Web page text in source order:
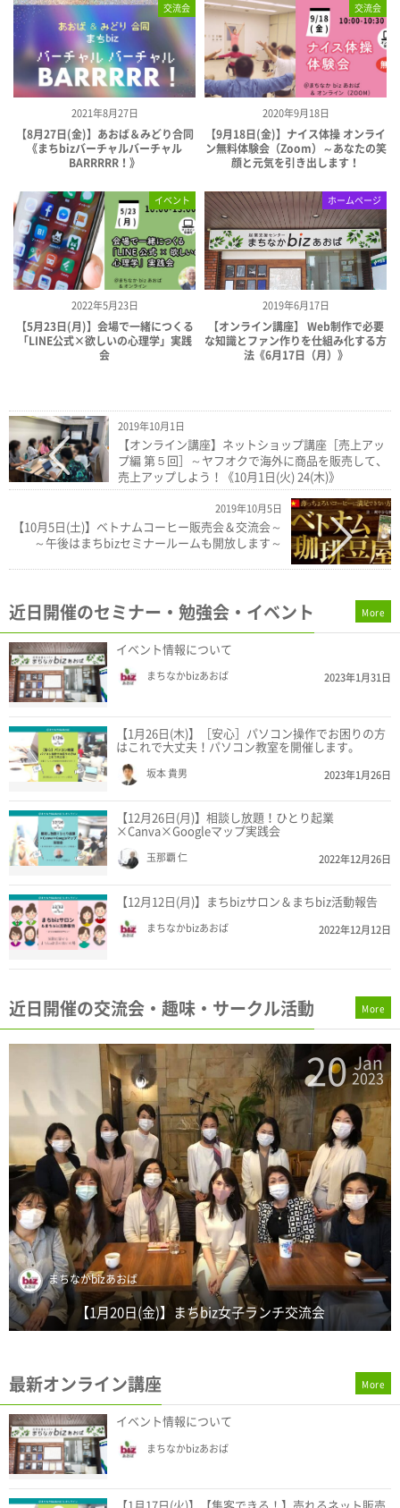
2021年8月27日
交流会
【8月27日(金)】あおば＆みどり合同
《まちbizバーチャルバーチャル
BARRRRR！》
2020年9月18日
交流会
【9月18日(金)】ナイス体操 オンライ
ン無料体験会（Zoom）～あなたの笑
顔と元気を引き出します！
2022年5月23日
イベント
【5月23日(月)】会場で一緒につくる
「LINE公式×欲しいの心理学」実践
会
2019年6月17日
ホームページ
【オンライン講座】 Web制作で必要
な知識とファン作りを仕組み化する方
法《6月17日（月）》
2019年10月1日
【オンライン講座】ネットショップ講座［売上アッ
プ編 第５回］～ヤフオクで海外に商品を販売して、
売上アップしよう！《10月1日(火) 24(木)》
2019年10月5日
【10月5日(土)】ベトナムコーヒー販売会＆交流会～
～午後はまちbizセミナールームも開放します～
近日開催のセミナー・勉強会・イベント
イベント情報について
まちなかbizあおば 2023年1月31日
【1月26日(木)】［安心］パソコン操作でお困りの方
はこれで大丈夫！パソコン教室を開催します。
坂本 貴男 2023年1月26日
【12月26日(月)】相談し放題！ひとり起業
×Canva×Googleマップ実践会
玉那覇 仁 2022年12月26日
【12月12日(月)】まちbizサロン＆まちbiz活動報告
まちなかbizあおば 2022年12月12日
More
近日開催の交流会・趣味・サークル活動
19 Jan
2023
坂佐井 雅一
【1月19日(木)】新年まちbizバー ～たまプラーザでビジネス
を語れる交流...
More
最新オンライン講座
イベント情報について
まちなかbizあおば
More